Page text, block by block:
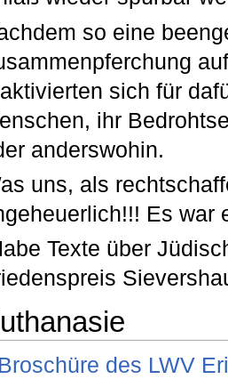
so eine
sich für
ihr
anderswohin.
uns, als
Es war
Texte über
Broschüre des LWV